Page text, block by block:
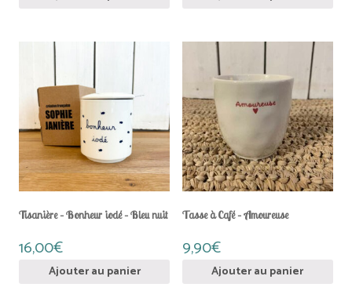
Tisanière – Bonheur iodé – Bleu nuit
16,00€
Ajouter au panier
Tasse à Café – Amoureuse
9,90€
Ajouter au panier